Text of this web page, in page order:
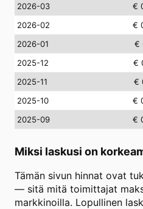
2026-03
€
2026-02
€
2026-01
€
2025-12
€
2025-11
€
2025-10
€
2025-09
€
Miksi laskusi on
Tämän sivun hinnat ovat
— sitä mitä toimittajat
markkinoilla. Lopullinen